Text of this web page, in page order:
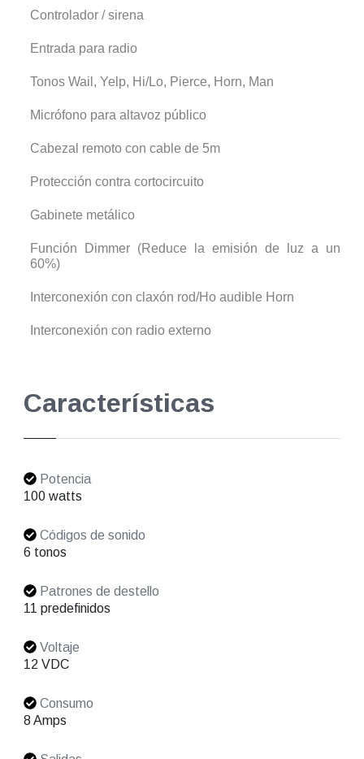
Controlador / sirena
Entrada para radio
Tonos Wail, Yelp, Hi/Lo, Pierce, Horn, Man
Micrófono para altavoz público
Cabezal remoto con cable de 5m
Protección contra cortocircuito
Gabinete metálico
Función Dimmer (Reduce la emisión de luz a un
60%)
Interconexión con claxón rod/Ho audible Horn
Interconexión con radio externo
Características
Potencia
100 watts
Códigos de sonido
6 tonos
Patrones de destello
11 predefinidos
Voltaje
12 VDC
Consumo
8 Amps